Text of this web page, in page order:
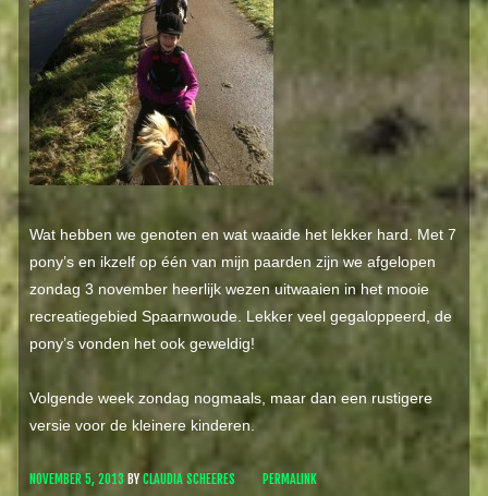
Wat hebben we genoten en wat waaide het lekker hard. Met 7
pony’s en ikzelf op één van mijn paarden zijn we afgelopen
zondag 3 november heerlijk wezen uitwaaien in het mooie
recreatiegebied Spaarnwoude. Lekker veel gegaloppeerd, de
pony’s vonden het ook geweldig!
Volgende week zondag nogmaals, maar dan een rustigere
versie voor de kleinere kinderen.
NOVEMBER 5, 2013 BY CLAUDIA SCHEERES PERMALINK